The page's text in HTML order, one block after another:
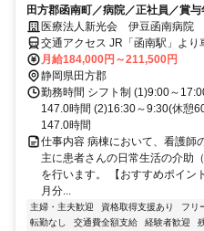
田方郡函南町／病院／正社員／賞
託児所完備/6028_189637
医療法人新光会 伊豆函南病院
交通アクセス JR「函南駅」より
道大場駅より職員通勤送迎バスあ
月給184,000円～211,500円
静岡県田方郡
勤務時間 シフト制 (1)9:00～
147.0時間 (2)16:30～9:30(休憩
147.0時間
仕事内容 病棟において、看護師
主に患者さんの日常生活の介助
を行います。 【おすすめポイン
月分...
主婦・主夫歓迎 資格取得支援あり フリ
転勤なし
交通費全額支給 経験者歓迎